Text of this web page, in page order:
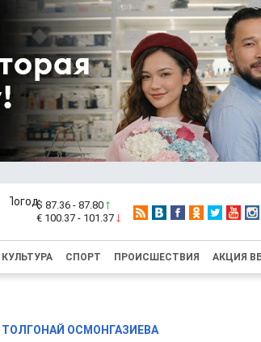
$ 87.36 - 87.80
€ 100.37 - 101.37
КУЛЬТУРА СПОРТ ПРОИСШЕСТВИЯ АКЦИЯ
ТОЛГОНАЙ ОСМОНГАЗИЕВА